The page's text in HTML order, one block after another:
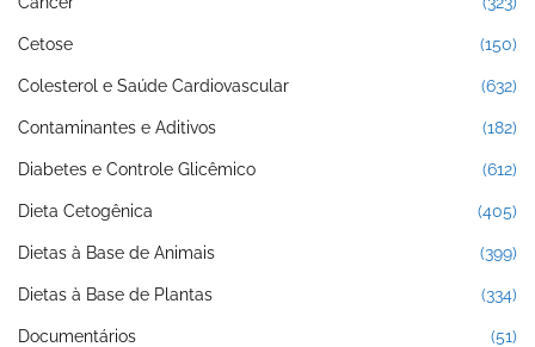
Cetose (150)
Colesterol e Saúde Cardiovascular (632)
Contaminantes e Aditivos (182)
Diabetes e Controle Glicêmico (612)
Dieta Cetogênica (405)
Dietas à Base de Animais (399)
Dietas à Base de Plantas (334)
Documentários (51)